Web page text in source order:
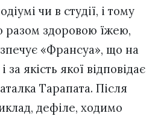
чи в студії, і тому
разом здоровою їжею,
«Франсуа», що на
за якість якої відповідає
Тарапата. Після
дефіле, ходимо